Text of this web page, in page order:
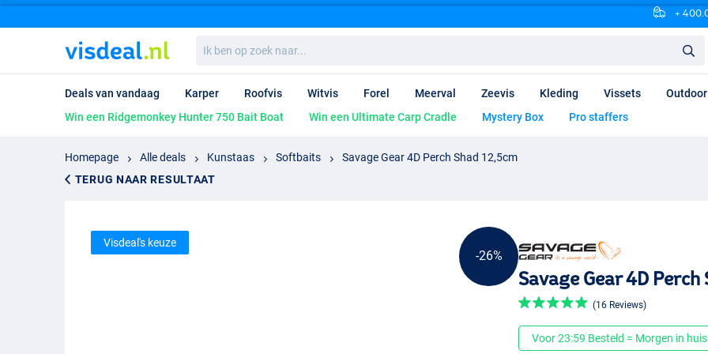
+
ben
op
naar...
Deals van vandaag Karper Roofvis Witvis Forel Meerval Zeevis Kleding Vissets Outdoor
Win een Ridgemonkey Hunter 750 Bait Boat
Win een Ultimate Carp Cradle Mystery Box Pro staffers
Homepage Alle deals Kunstaas Softbaits
Savage Gear 4D Perch Shad 12,5cm
TERUG NAAR RESULTAAT
-26%
Visdeal's keuze
Savage Gear 4D Perch
(16 Reviews)
Voor 23:59 Besteld = Morgen in